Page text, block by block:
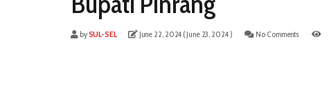
bySUL-SEL June 22, 2024 ( June 23, 2024 ) No Comments